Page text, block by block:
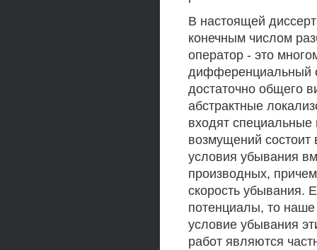
В настоящей
конечным числом
оператор - это
дифференциальный
достаточно общего
абстрактные
входят
возмущений
условия убывания
производных,
скорость убывания.
потенциалы, то
условие убывания
работ являются